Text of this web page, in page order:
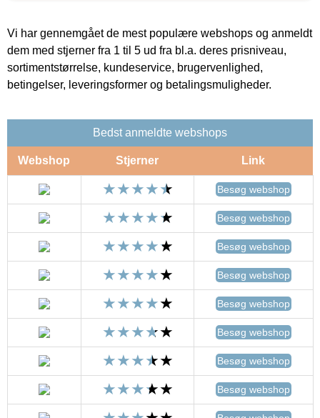
Vi har gennemgået de mest populære webshops og anmeldt
dem med stjerner fra 1 til 5 ud fra bl.a. deres prisniveau,
sortimentstørrelse, kundeservice, brugervenlighed,
betingelser, leveringsformer og betalingsmuligheder.
Bedst anmeldte webshops
Webshop Stjerner Link
Besøg webshop
Besøg webshop
Besøg webshop
Besøg webshop
Besøg webshop
Besøg webshop
Besøg webshop
Besøg webshop